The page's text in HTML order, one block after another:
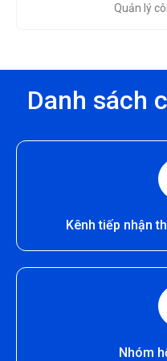
Quản lý
Danh sách
Kênh tiếp nhận
Nhóm